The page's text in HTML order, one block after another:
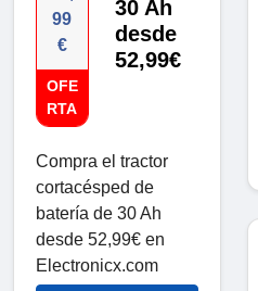
99
€
OFE
RTA
30 Ah
desde
52,99€
Compra el tractor
cortacésped de
batería de 30 Ah
desde 52,99€ en
Electronicx.com